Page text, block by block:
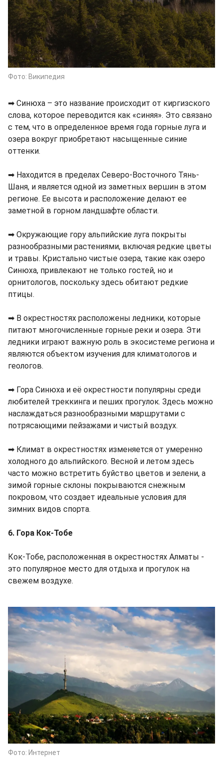
Фото: Википедия
➡ Синюха – это название происходит от киргизского
слова, которое переводится как «синяя». Это связано
с тем, что в определенное время года горные луга и
озера вокруг приобретают насыщенные синие
оттенки.
➡ Находится в пределах Северо-Восточного Тянь-
Шаня, и является одной из заметных вершин в этом
регионе. Ее высота и расположение делают ее
заметной в горном ландшафте области.
➡ Окружающие гору альпийские луга покрыты
разнообразными растениями, включая редкие цветы
и травы. Кристально чистые озера, такие как озеро
Синюха, привлекают не только гостей, но и
орнитологов, поскольку здесь обитают редкие
птицы.
➡ В окрестностях расположены ледники, которые
питают многочисленные горные реки и озера. Эти
ледники играют важную роль в экосистеме региона и
являются объектом изучения для климатологов и
геологов.
➡ Гора Синюха и её окрестности популярны среди
любителей треккинга и пеших прогулок. Здесь можно
наслаждаться разнообразными маршрутами с
потрясающими пейзажами и чистый воздух.
➡ Климат в окрестностях изменяется от умеренно
холодного до альпийского. Весной и летом здесь
часто можно встретить буйство цветов и зелени, а
зимой горные склоны покрываются снежным
покровом, что создает идеальные условия для
зимних видов спорта.
6. Гора Кок-Тобе
Кок-Тобе, расположенная в окрестностях Алматы -
это популярное место для отдыха и прогулок на
свежем воздухе.
Фото: Интернет